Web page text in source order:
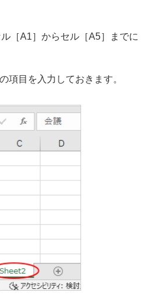
［A1］からセル［A5］までに
項目を入力しておきます。